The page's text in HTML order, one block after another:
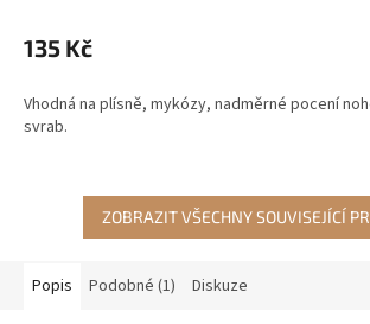
135 Kč
Vhodná na plísně, mykózy, nadměrné pocení
svrab.
ZOBRAZIT VŠECHNY SOUVISEJÍCÍ
Popis Podobné (1) Diskuze